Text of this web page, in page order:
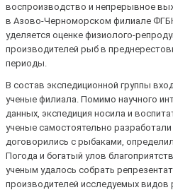
воспроизводство и непрерывное
в Азово-Черноморском филиале
уделяется оценке физиолого-
производителей рыб в
периоды.
В состав экспедиционной группы
ученые филиала. Помимо научного
данных, экспедиция носила и
ученые самостоятельно разработали
договорились с рыбаками,
Погода и богатый улов
ученым удалось собрать
производителей исследуемых видов